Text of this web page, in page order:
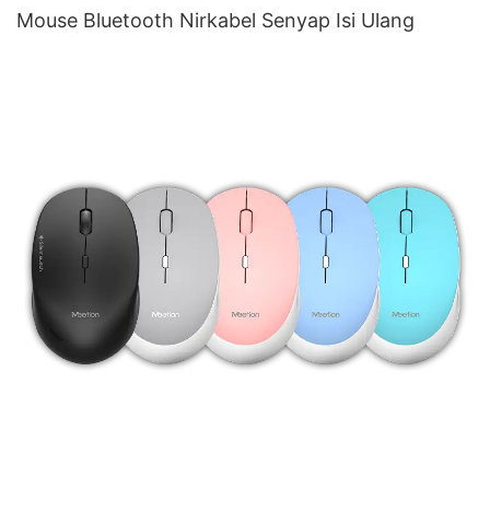
Mouse Bluetooth Nirkabel Senyap Isi Ulang